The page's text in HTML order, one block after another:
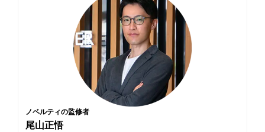
ノベルティの監修者
尾山正悟